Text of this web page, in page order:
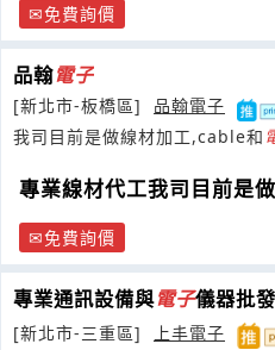
免費詢價
品翰電子
[新北市-板橋區]
品翰電子
我司目前是做線材加工,cable和
專業線材代工我司目前是
免費詢價
專業通訊設備與電子儀器批
[新北市-三重區]
上丰電子